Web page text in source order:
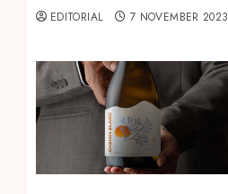
EDITORIAL 7 NOVEMBER 2023